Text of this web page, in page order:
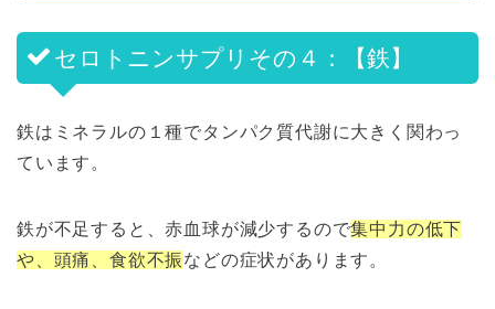
セロトニンサプリその４：【鉄】
鉄はミネラルの１種でタンパク質代謝に大きく関わっ
ています。
鉄が不足すると、赤血球が減少するので集中力の低下
や、頭痛、食欲不振などの症状があります。